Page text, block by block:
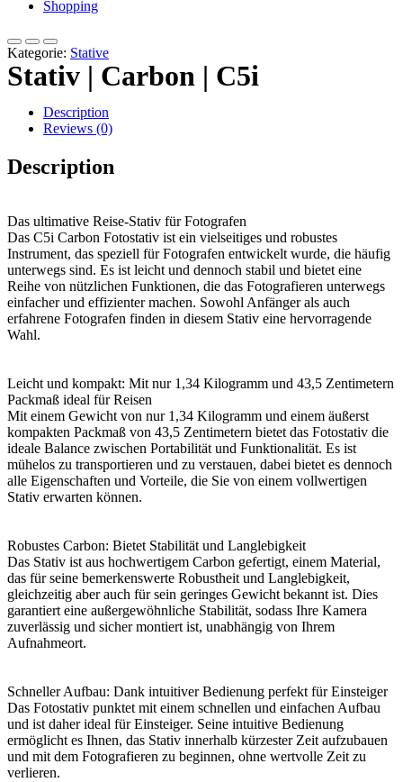
Shopping
Kategorie: Stative
Stativ | Carbon | C5i
Description
Reviews (0)
Description
Das ultimative Reise-Stativ für Fotografen
Das C5i Carbon Fotostativ ist ein vielseitiges und robustes
Instrument, das speziell für Fotografen entwickelt wurde, die häufig
unterwegs sind. Es ist leicht und dennoch stabil und bietet eine
Reihe von nützlichen Funktionen, die das Fotografieren unterwegs
einfacher und effizienter machen. Sowohl Anfänger als auch
erfahrene Fotografen finden in diesem Stativ eine hervorragende
Wahl.
Leicht und kompakt: Mit nur 1,34 Kilogramm und 43,5 Zentimetern
Packmaß ideal für Reisen
Mit einem Gewicht von nur 1,34 Kilogramm und einem äußerst
kompakten Packmaß von 43,5 Zentimetern bietet das Fotostativ die
ideale Balance zwischen Portabilität und Funktionalität. Es ist
mühelos zu transportieren und zu verstauen, dabei bietet es dennoch
alle Eigenschaften und Vorteile, die Sie von einem vollwertigen
Stativ erwarten können.
Robustes Carbon: Bietet Stabilität und Langlebigkeit
Das Stativ ist aus hochwertigem Carbon gefertigt, einem Material,
das für seine bemerkenswerte Robustheit und Langlebigkeit,
gleichzeitig aber auch für sein geringes Gewicht bekannt ist. Dies
garantiert eine außergewöhnliche Stabilität, sodass Ihre Kamera
zuverlässig und sicher montiert ist, unabhängig von Ihrem
Aufnahmeort.
Schneller Aufbau: Dank intuitiver Bedienung perfekt für Einsteiger
Das Fotostativ punktet mit einem schnellen und einfachen Aufbau
und ist daher ideal für Einsteiger. Seine intuitive Bedienung
ermöglicht es Ihnen, das Stativ innerhalb kürzester Zeit aufzubauen
und mit dem Fotografieren zu beginnen, ohne wertvolle Zeit zu
verlieren.